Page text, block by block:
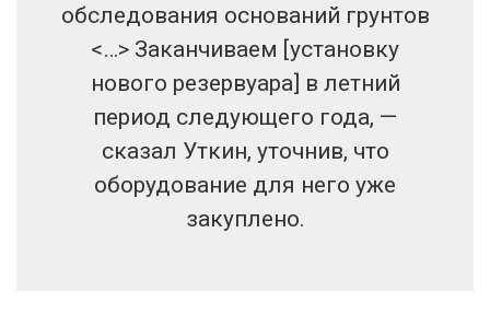
обследования оснований грунтов
<…> Заканчиваем [установку
нового резервуара] в летний
период следующего года, —
сказал Уткин, уточнив, что
оборудование для него уже
закуплено.